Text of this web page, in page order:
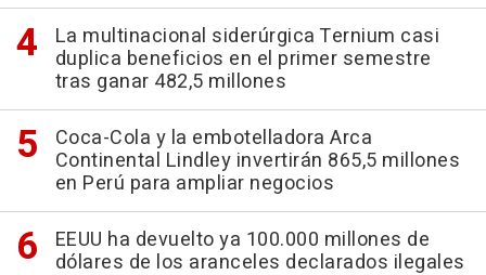
La multinacional siderúrgica Ternium casi
duplica beneficios en el primer semestre
tras ganar 482,5 millones
Coca-Cola y la embotelladora Arca
Continental Lindley invertirán 865,5 millones
en Perú para ampliar negocios
EEUU ha devuelto ya 100.000 millones de
dólares de los aranceles declarados ilegales